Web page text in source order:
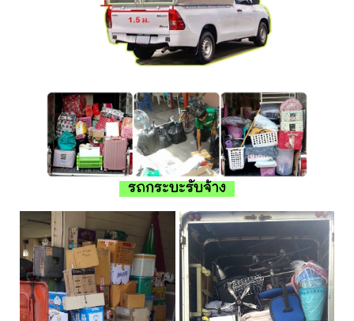
รถกระบะรับจ้าง